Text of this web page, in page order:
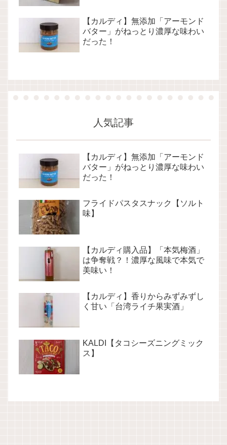
【カルディ】無添加「アーモンド
バター」がねっとり濃厚な味わい
だった！
人気記事
【カルディ】無添加「アーモンド
バター」がねっとり濃厚な味わい
だった！
フライドパスタスナック【ソルト
味】
【カルディ購入品】「本気梅酒」
は争奪戦？！濃厚な風味で本気で
美味い！
【カルディ】香りからみずみずし
く甘い「台湾ライチ果実酒」
KALDI【タコシーズニングミック
ス】